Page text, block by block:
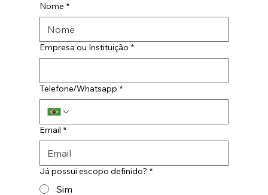
Nome *
Empresa ou Instituição *
Telefone/Whatsapp *
Email *
Já possui escopo definido? *
Sim